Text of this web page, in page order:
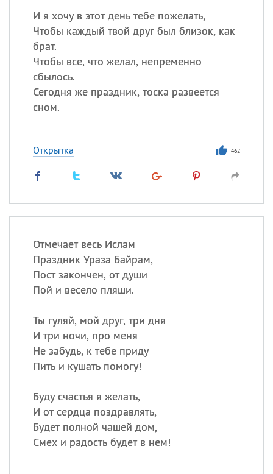
И я хочу в этот день тебе пожелать,
Чтобы каждый твой друг был близок, как
брат.
Чтобы все, что желал, непременно
сбылось.
Сегодня же праздник, тоска развеется
сном.
Открытка 462
Отмечает весь Ислам
Праздник Ураза Байрам,
Пост закончен, от души
Пой и весело пляши.
Ты гуляй, мой друг, три дня
И три ночи, про меня
Не забудь, к тебе приду
Пить и кушать помогу!
Буду счастья я желать,
И от сердца поздравлять,
Будет полной чашей дом,
Смех и радость будет в нем!